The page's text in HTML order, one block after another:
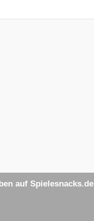
auf Spielesnacks.de